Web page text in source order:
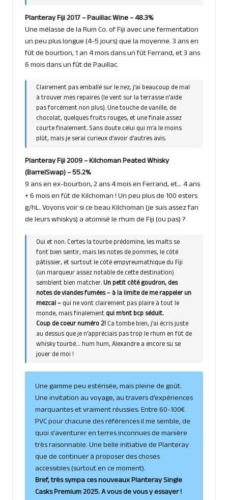
Planteray Fiji 2017 – Pauillac Wine – 48.3%
Une mélasse de la Rum Co. of Fiji avec une fermentation
un peu plus longue (4-5 jours) que la moyenne. 3 ans en
fût de bourbon, 1 an 4 mois dans un fût Ferrand, et 3 ans
6 mois dans un fût de Pauillac.
Clairement pas emballé sur le nez, j’ai beaucoup de mal
à trouver mes repaires (le vent sur la terrasse n’aide
pas forcément non plus). Une touche de vanille, de
chocolat, quelques fruits rouges, et une finale assez
courte finalement. Sans doute celui qui m’a le moins
plût, mais je serai curieux d’avoir d’autres avis.
Planteray Fiji 2009 – Kilchoman Peated Whisky
(BarrelSwap) – 55.2%
9 ans en ex-bourbon, 2 ans 4 mois en Ferrand, et… 4 ans
+ 6 mois en fût de Kilchoman ! Un peu plus de 100 esters
g/hL. Voyons voir si ce beau Kilchoman (je suis assez fan
de leurs whiskys) a atomisé le rhum de Fiji (ou pas) ?
Oui et non. Certes la tourbe prédomine, les malts se
font bien sentir, mais les notes de pommes, le côté
pâtissier, et surtout le côté empyreumathique du Fiji
(un marqueur assez notable de cette destination)
semblent bien matcher.Un petit côté goudron, des
notes de viandes fumées – à la limite de me rappeler un
mezcal –qui ne vont clairement pas plaire à tout le
monde, mais finalementqui m’ont bcp séduit.
Coup de coeur numéro 2!Ca tombe bien, j’ai écris juste
au dessus que je n’appréciais pas trop le rhum en fût de
whisky tourbé… hum hum, Alexandre a encore su se
jouer de moi !
Une gamme peu estérisée, mais pleine de goût.
Une invitation au voyage, au travers d’expériences
marquantes et vraiment réussies. Entre 60-100€
PVC pour chacune des références il me semble, de
quoi s’aventurer en terres inconnues de manière
très raisonnable. Une belle initiative de Planteray
que de continuer à proposer des choses
accessibles (surtout en ce moment).
Bref, très sympa ces nouveaux Planteray Single
Casks Premium 2025. A vous de vous y essayer !